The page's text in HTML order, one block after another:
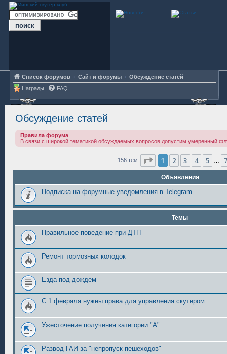
Список форумов Сайт и форумы
Обсуждение статей
Награды
FAQ
Обсуждение статей
Правила форума
В связи с широкой тематикой обсуждаемых вопросов допустим умеренный
156 тем Страница из 7
1 2 3 4 5 7
Объявления
Подписка на форумные уведомления в Telegram
Темы
Правильное поведение при ДТП
Ремонт тормозных колодок
Езда под дождем
С 1 февраля нужны права для управления скутером
Ужесточение получения категории "А"
Развод ГАИ за "непропуск пешеходов"